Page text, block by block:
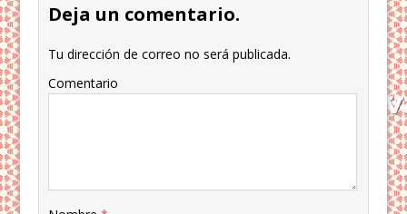
Deja un comentario.
Tu dirección de correo no será publicada.
Comentario